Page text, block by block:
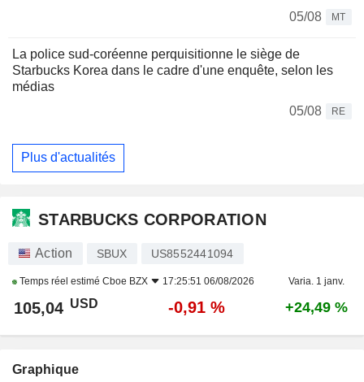
05/08 MT
La police sud-coréenne perquisitionne le siège de
Starbucks Korea dans le cadre d'une enquête, selon les
médias
05/08
RE
Plus d'actualités
STARBUCKS CORPORATION
Action SBUX US8552441094
Temps réel estimé Cboe BZX 17:25:51 06/08/2026 Varia. 1 janv.
105,04 USD -0,91 % +24,49 %
Graphique